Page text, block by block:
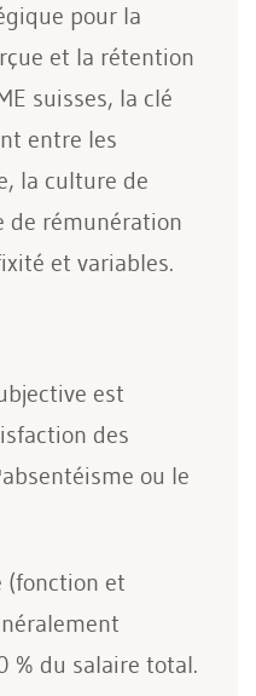
pour la
et la rétention
suisses, la clé
entre les
la culture de
de rémunération
et variables.
est
des
ou le
(fonction et
% du salaire total.